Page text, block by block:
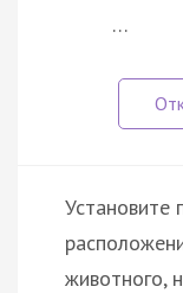
…
Установите
животного,